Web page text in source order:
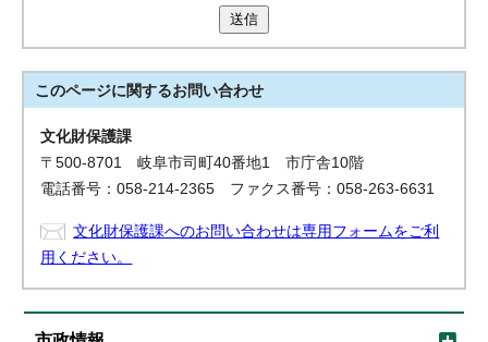
送信
このページに関するお問い合わせ
文化財保護課
〒500-8701 岐阜市司町40番地1 市庁舎10階
電話番号：058-214-2365 ファクス番号：058-263-6631
文化財保護課へのお問い合わせは専用フォームをご利
用ください。